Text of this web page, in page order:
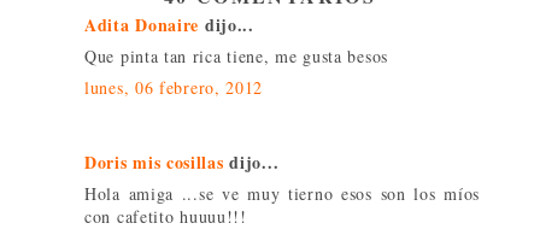
Adita Donaire dijo...
Que pinta tan rica tiene, me gusta besos
lunes, 06 febrero, 2012
Doris mis cosillas dijo...
Hola amiga ...se ve muy tierno esos son los míos
con cafetito huuuu!!!